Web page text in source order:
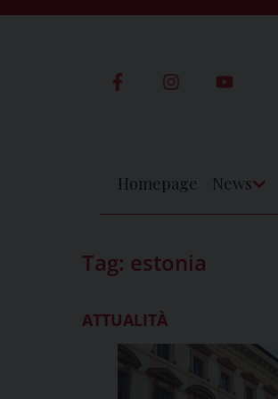
Homepage News
Tag: estonia
ATTUALITÀ